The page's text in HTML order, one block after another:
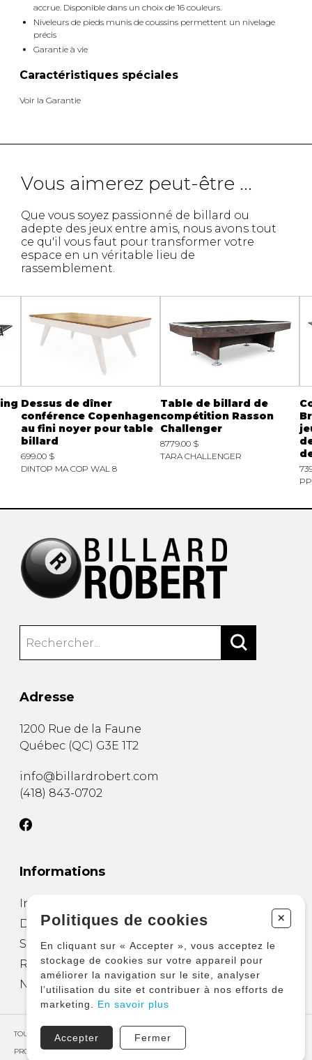
accrue. Disponible dans un choix de 16 couleurs.
Niveleurs de pieds munis de coussins permettent un nivelage
précis
Garantie à vie
Caractéristiques spéciales
Voir la Garantie
Vous aimerez peut-être ...
Que vous soyez passionné de billard ou
adepte des jeux entre amis, nous avons tout
ce qu'il vous faut pour transformer votre
espace en un véritable lieu de
rassemblement.
Dessus de dîner
conférence Copenhagen
au fini noyer pour table
billard
699.00 $
DINTOP MA COP WAL 8
Table de billard de
compétition Rasson
Challenger
8779.00 $
TARA CHALLENGER
Adresse
1200 Rue de la Faune
Québec (QC) G3E 1T2
info@billardrobert.com
(418) 843-0702
Informations
Installation de table
Déménager une table de billard
Salle de divertissement
Réparation et entretien
Nous joindre
TOUS DROITS RÉSERVÉS © COPYRIGHT 2026 – BILLARD ROBERT
PROPULSÉ PAR
Politiques de cookies +
En cliquant sur « Accepter », vous acceptez le
stockage de cookies sur votre appareil pour
améliorer la navigation sur le site, analyser
l’utilisation du site et contribuer à nos efforts de
marketing. En savoir plus
Accepter Fermer